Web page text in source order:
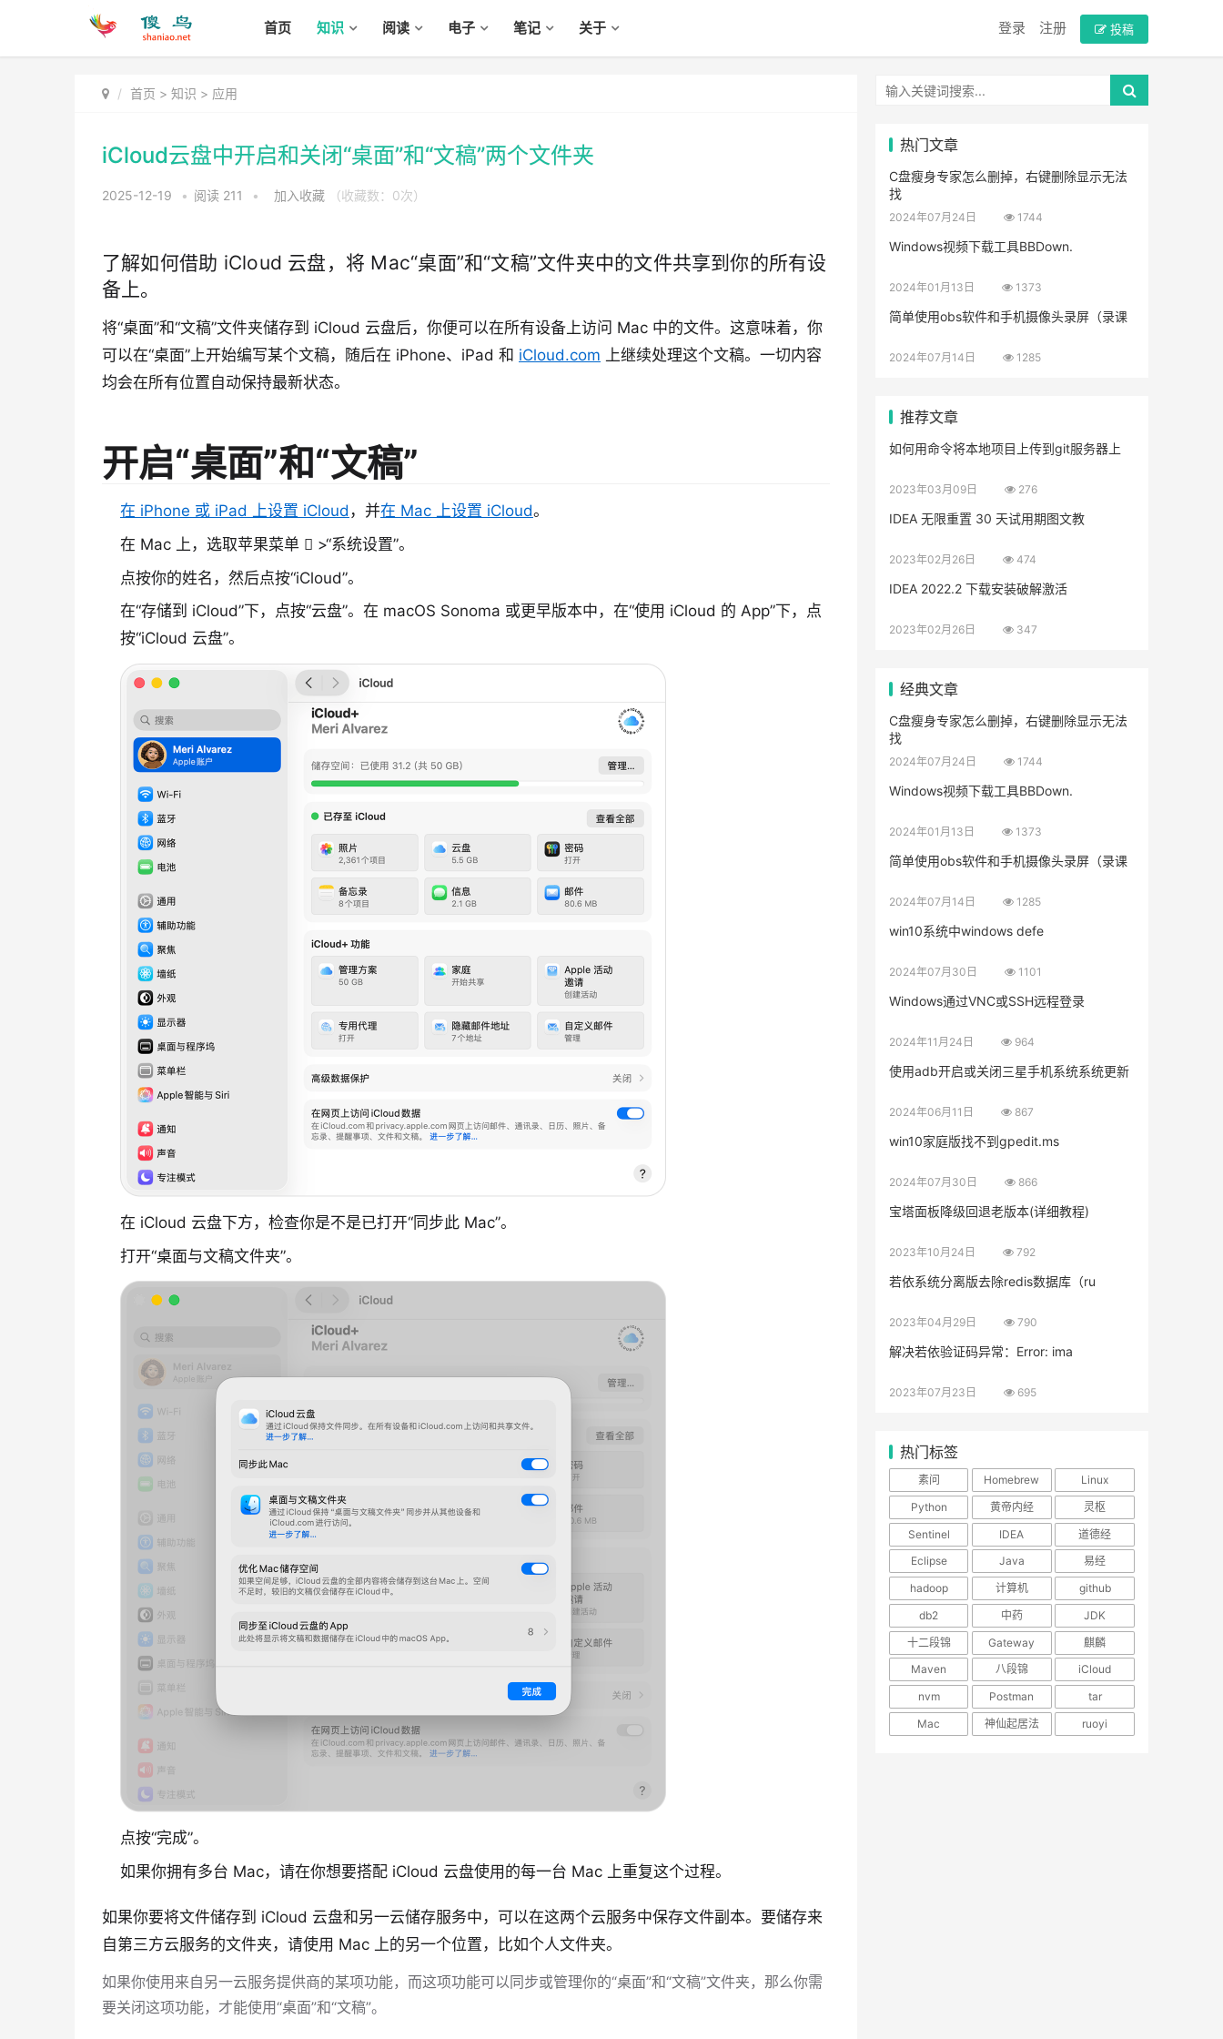
首页 知识 阅读 电子 笔记 关于 登录 注册 投稿
首页 > 知识 > 应用
iCloud云盘中开启和关闭“桌面”和“文稿”两个文件夹
2025-12-19 • 阅读 211 • 加入收藏 （收藏数： 0次）
了解如何借助 iCloud 云盘，将 Mac“桌面”和“文稿”文件夹中的文件共享到你的所有设
备上。
将“桌面”和“文稿”文件夹储存到 iCloud 云盘后，你便可以在所有设备上访问 Mac 中的文件。这意味着，你
可以在“桌面”上开始编写某个文稿，随后在 iPhone、iPad 和 iCloud.com 上继续处理这个文稿。一切内容
均会在所有位置自动保持最新状态。
开启“桌面”和“文稿”
在 iPhone 或 iPad 上设置 iCloud ，并在 Mac 上设置 iCloud。
在 Mac 上，选取苹果菜单  >“系统设置”。
点按你的姓名，然后点按“iCloud”。
在“存储到 iCloud”下，点按“云盘”。在 macOS Sonoma 或更早版本中，在“使用 iCloud 的 App”下，点
按“iCloud 云盘”。
在 iCloud 云盘下方，检查你是不是已打开“同步此 Mac”。
打开“桌面与文稿文件夹”。
点按“完成”。
如果你拥有多台 Mac，请在你想要搭配 iCloud 云盘使用的每一台 Mac 上重复这个过程。
如果你要将文件储存到 iCloud 云盘和另一云储存服务中，可以在这两个云服务中保存文件副本。要储存来
自第三方云服务的文件夹，请使用 Mac 上的另一个位置，比如个人文件夹。
如果你使用来自另一云服务提供商的某项功能，而这项功能可以同步或管理你的“桌面”和“文稿”文件夹，那么你需
要关闭这项功能，才能使用“桌面”和“文稿”。
热门文章
C盘瘦身专家怎么删掉，右键删除显示无法
找
2024年07月24日 1744
Windows视频下载工具BBDown.
2024年01月13日 1373
简单使用obs软件和手机摄像头录屏（录课
2024年07月14日 1285
推荐文章
如何用命令将本地项目上传到git服务器上
2023年03月09日 276
IDEA 无限重置 30 天试用期图文教
2023年02月26日 474
IDEA 2022.2 下载安装破解激活
2023年02月26日 347
经典文章
C盘瘦身专家怎么删掉，右键删除显示无法
找
2024年07月24日 1744
Windows视频下载工具BBDown.
2024年01月13日 1373
简单使用obs软件和手机摄像头录屏（录课
2024年07月14日 1285
win10系统中windows defe
2024年07月30日 1101
Windows通过VNC或SSH远程登录
2024年11月24日 964
使用adb开启或关闭三星手机系统系统更新
2024年06月11日 867
win10家庭版找不到gpedit.ms
2024年07月30日 866
宝塔面板降级回退老版本(详细教程)
2023年10月24日 792
若依系统分离版去除redis数据库（ru
2023年04月29日 790
解决若依验证码异常：Error: ima
2023年07月23日 695
热门标签
素问 Homebrew
Linux
Python
黄帝内经
灵枢
Sentinel
IDEA
道德经
Eclipse
Java
易经
hadoop
计算机
github
db2
中药
JDK
十二段锦
Gateway
麒麟
Maven
八段锦
iCloud
nvm
Postman
tar
Mac
神仙起居法 ruoyi